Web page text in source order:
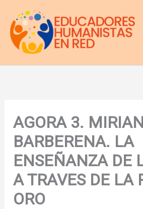
contenido
AGORA 3.
BARBERENA. LA
ENSEÑANZA DE
A TRAVES DE LA
ORO